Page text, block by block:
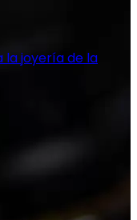
la joyería de la